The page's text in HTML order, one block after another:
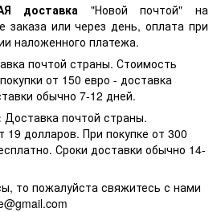
доставка "Новой почтой" на
или через день, оплата при
наложенного платежа.
почтой страны. Стоимость
от 150 евро - доставка
обычно 7-12 дней.
Доставка почтой страны.
19 долларов. При покупке от 300
Сроки доставки обычно 14-
то пожалуйста свяжитесь с нами